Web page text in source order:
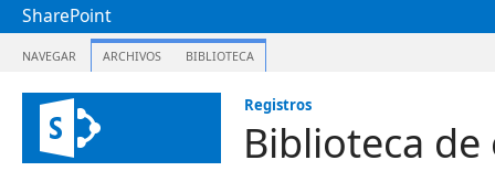
SharePoint
NAVEGAR ARCHIVOS BIBLIOTECA
Registros
Biblioteca de